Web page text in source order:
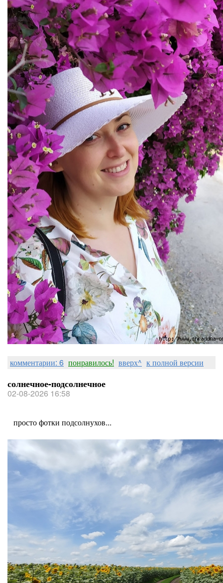
комментарии: 6 понравилось! вверх^ к полной версии
солнечное-подсолнечное
02-08-2026 16:58
просто фотки подсолнухов...